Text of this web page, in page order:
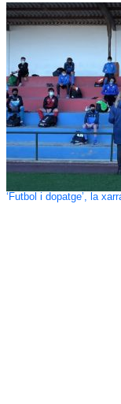
‘Futbol i dopatge’, la